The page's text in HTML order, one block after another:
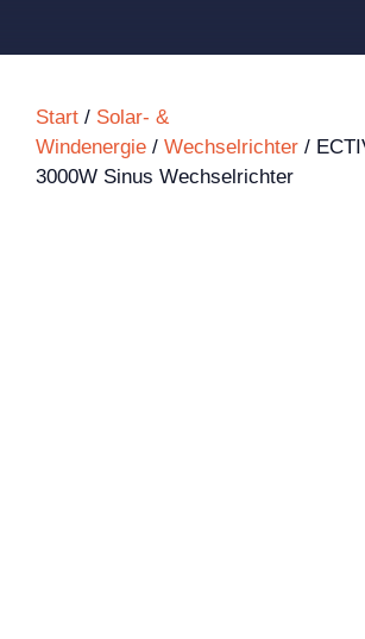
Start / Solar- &
Windenergie / Wechselrichter /
3000W Sinus Wechselrichter